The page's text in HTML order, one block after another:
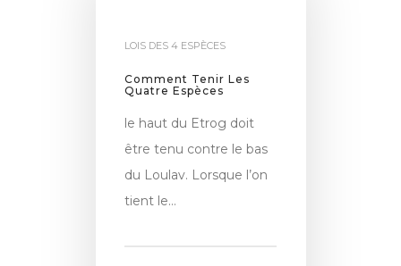
LOIS DES 4 ESPÈCES
Comment Tenir Les
Quatre Espèces
le haut du Etrog doit
être tenu contre le bas
du Loulav. Lorsque l’on
tient le…